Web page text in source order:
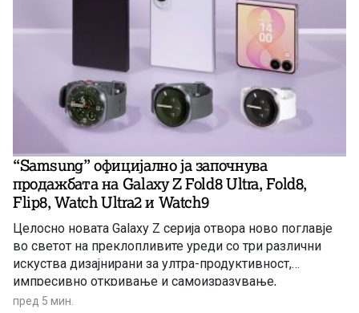
“Samsung” официјално ја започнува
продажбата на Galaxy Z Fold8 Ultra, Fold8,
Flip8, Watch Ultra2 и Watch9
Целосно новата Galaxy Z серија отвора ново поглавје
во светот на преклопливите уреди со три различни
искуства дизајнирани за ултра-продуктивност,
импресивно откривање и самоизразување,
надополнета со новите Galaxy Watch уреди создадени
пред 5 мин.